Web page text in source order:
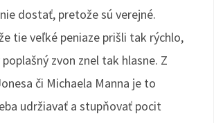
dostať, pretože sú verejné.
tie veľké peniaze prišli tak rýchlo,
zvon znel tak hlasne. Z
či Michaela Manna je to
udržiavať a stupňovať pocit